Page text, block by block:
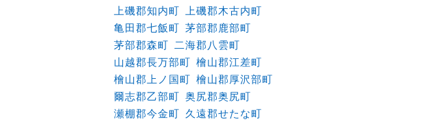
上磯郡知内町
上磯郡木古内町
亀田郡七飯町 茅部郡鹿部町
茅部郡森町
二海郡八雲町
山越郡長万部町 檜山郡江差町
檜山郡上ノ国町 檜山郡厚沢部町
爾志郡乙部町 奥尻郡奥尻町
瀬棚郡今金町 久遠郡せたな町